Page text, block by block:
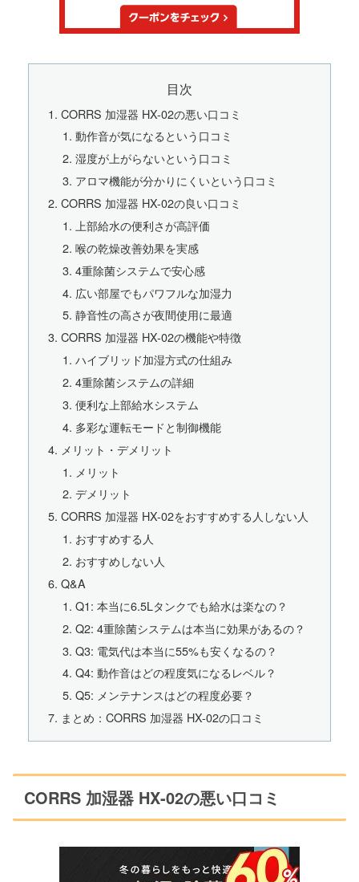
目次
CORRS 加湿器 HX-02の悪い口コミ
動作音が気になるという口コミ
湿度が上がらないという口コミ
アロマ機能が分かりにくいという口コミ
CORRS 加湿器 HX-02の良い口コミ
上部給水の便利さが高評価
喉の乾燥改善効果を実感
4重除菌システムで安心感
広い部屋でもパワフルな加湿力
静音性の高さが夜間使用に最適
CORRS 加湿器 HX-02の機能や特徴
ハイブリッド加湿方式の仕組み
4重除菌システムの詳細
便利な上部給水システム
多彩な運転モードと制御機能
メリット・デメリット
メリット
デメリット
CORRS 加湿器 HX-02をおすすめする人しない人
おすすめする人
おすすめしない人
Q&A
Q1: 本当に6.5Lタンクでも給水は楽なの？
Q2: 4重除菌システムは本当に効果があるの？
Q3: 電気代は本当に55%も安くなるの？
Q4: 動作音はどの程度気になるレベル？
Q5: メンテナンスはどの程度必要？
まとめ：CORRS 加湿器 HX-02の口コミ
CORRS 加湿器 HX-02の悪い口コミ